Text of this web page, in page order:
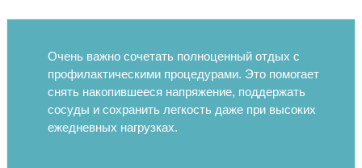
Очень важно сочетать полноценный отдых с
профилактическими процедурами. Это помогает
снять накопившееся напряжение, поддержать
сосуды и сохранить легкость даже при высоких
ежедневных нагрузках.